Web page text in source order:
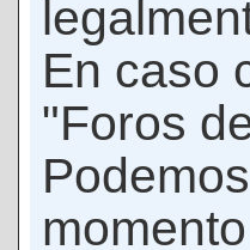
En caso
"Foros